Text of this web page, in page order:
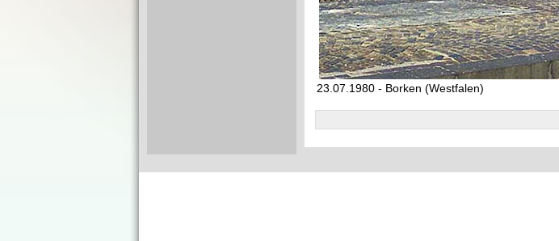
23.07.1980 - Borken (Westfalen)